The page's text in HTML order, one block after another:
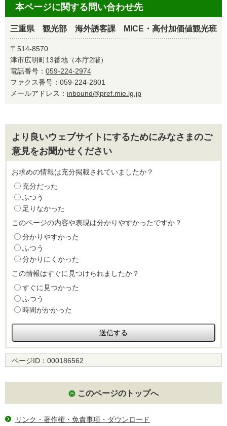
本ページに関する問い合わせ先
三重県 観光部 海外誘客課 MICE・高付加価値観光班
〒514-8570
津市広明町13番地（本庁2階）
電話番号： 059-224-2974
ファクス番号：059-224-2801
メールアドレス： inbound@pref.mie.lg.jp
より良いウェブサイトにするためにみなさまのご
意見をお聞かせください
お求めの情報は充分掲載されていましたか？
充分だった
ふつう
足りなかった
このページの内容や表現は分かりやすかったですか？
分かりやすかった
ふつう
分かりにくかった
この情報はすぐに見つけられましたか？
すぐに見つかった
ふつう
時間がかかった
ページID： 000186562
このページのトップへ
リンク・著作権・免責事項・ダウンロード